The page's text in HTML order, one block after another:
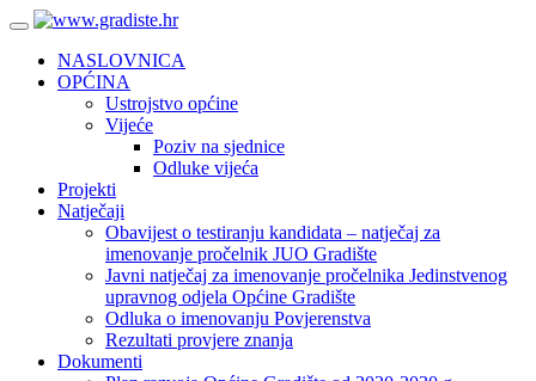
NASLOVNICA
OPĆINA
Ustrojstvo općine
Vijeće
Poziv na sjednice
Odluke vijeća
Projekti
Natječaji
Obavijest o testiranju kandidata – natječaj za
imenovanje pročelnik JUO Gradište
Javni natječaj za imenovanje pročelnika Jedinstvenog
upravnog odjela Općine Gradište
Odluka o imenovanju Povjerenstva
Rezultati provjere znanja
Dokumenti